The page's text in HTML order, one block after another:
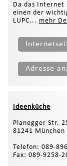
Da das
einen der
LUPC... mehr
Adresse
Ideenküche
Planegger Str.
81241 München
Telefon: 089-
Fax: 089-9258-